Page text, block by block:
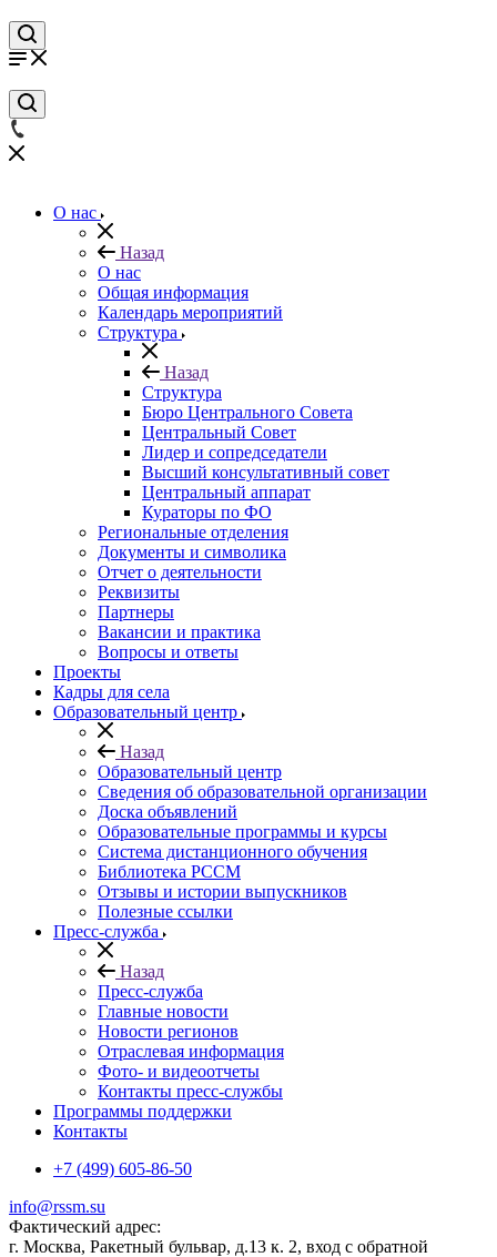
О нас
Назад
О нас
Общая информация
Календарь мероприятий
Структура
Назад
Структура
Бюро Центрального Совета
Центральный Совет
Лидер и сопредседатели
Высший консультативный совет
Центральный аппарат
Кураторы по ФО
Региональные отделения
Документы и символика
Отчет о деятельности
Реквизиты
Партнеры
Вакансии и практика
Вопросы и ответы
Проекты
Кадры для села
Образовательный центр
Назад
Образовательный центр
Сведения об образовательной организации
Доска объявлений
Образовательные программы и курсы
Система дистанционного обучения
Библиотека РССМ
Отзывы и истории выпускников
Полезные ссылки
Пресс-служба
Назад
Пресс-служба
Главные новости
Новости регионов
Отраслевая информация
Фото- и видеоотчеты
Контакты пресс-службы
Программы поддержки
Контакты
+7 (499) 605-86-50
info@rssm.su
Фактический адрес:
г. Москва, Ракетный бульвар, д.13 к. 2, вход с обратной